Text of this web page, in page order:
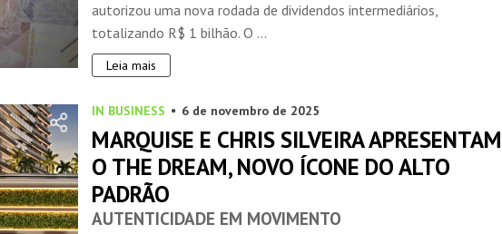
autorizou uma nova rodada de dividendos intermediários,
totalizando R$ 1 bilhão. O ...
Leia mais
IN BUSINESS 6 de novembro de 2025
MARQUISE E CHRIS SILVEIRA APRESENTAM
O THE DREAM, NOVO ÍCONE DO ALTO
PADRÃO
AUTENTICIDADE EM MOVIMENTO
INSIDER • DIGITAL INSIDER • DIGITAL INSIDER • DIGITAL